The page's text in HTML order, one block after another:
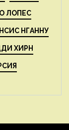
ЛОПЕС
НГАННУ
ХИРН